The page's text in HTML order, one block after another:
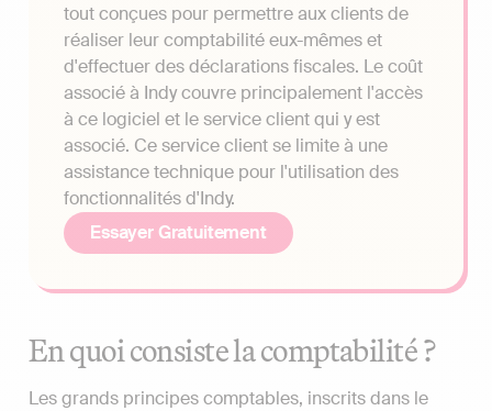
tout conçues pour permettre aux clients de
réaliser leur comptabilité eux-mêmes et
d'effectuer des déclarations fiscales. Le coût
associé à Indy couvre principalement l'accès
à ce logiciel et le service client qui y est
associé. Ce service client se limite à une
assistance technique pour l'utilisation des
fonctionnalités d'Indy.
Essayer Gratuitement
En quoi consiste la comptabilité ?
Les grands principes comptables, inscrits dans le